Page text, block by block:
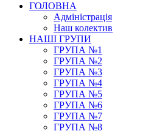
ГОЛОВНА
Адміністрація
Наш колектив
НАШІ ГРУПИ
ГРУПА №1
ГРУПА №2
ГРУПА №3
ГРУПА №4
ГРУПА №5
ГРУПА №6
ГРУПА №7
ГРУПА №8